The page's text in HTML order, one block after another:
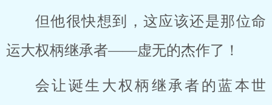
但他很快想到，这应该还是那位命
运大权柄继承者——虚无的杰作了！
会让诞生大权柄继承者的蓝本世